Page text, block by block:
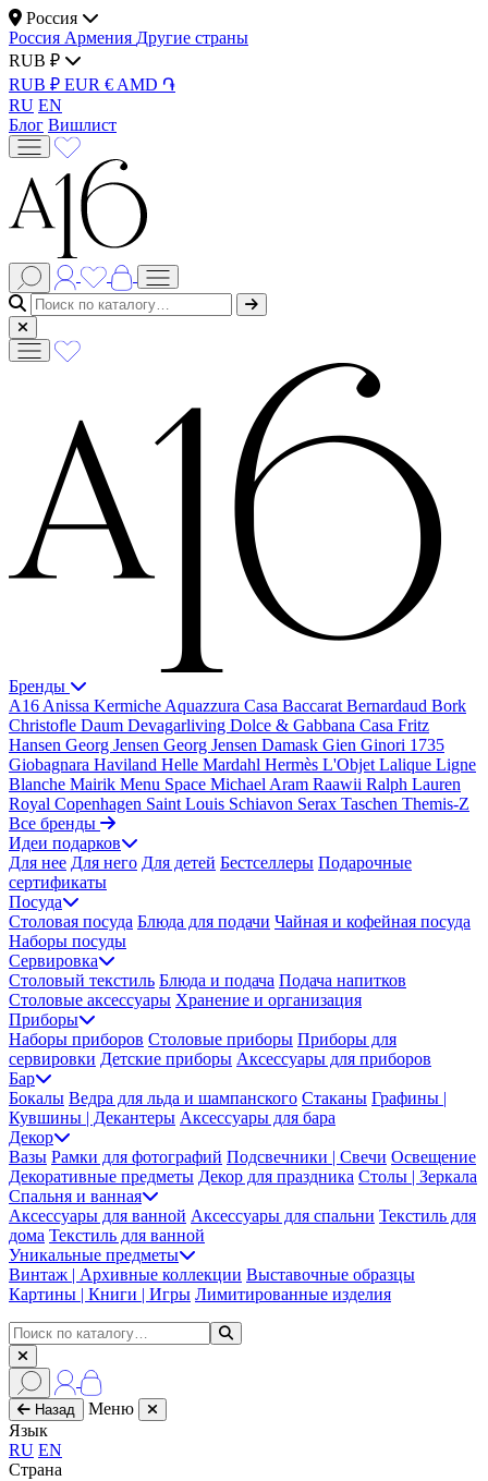
Россия
Россия Армения Другие страны
RUB ₽
RUB ₽ EUR € AMD ֏
RU EN
Блог Вишлист
Бренды
A16 Anissa Kermiche Aquazzura Casa Baccarat Bernardaud Bork
Christofle Daum Devagarliving Dolce & Gabbana Casa Fritz
Hansen Georg Jensen Georg Jensen Damask Gien Ginori 1735
Giobagnara Haviland Helle Mardahl Hermès L'Objet Lalique Ligne
Blanche Mairik Menu Space Michael Aram Raawii Ralph Lauren
Royal Copenhagen Saint Louis Schiavon Serax Taschen Themis-Z
Все бренды
Идеи подарков
Для нее Для него Для детей Бестселлеры Подарочные
сертификаты
Посуда
Столовая посуда Блюда для подачи Чайная и кофейная посуда
Наборы посуды
Сервировка
Столовый текстиль Блюда и подача Подача напитков
Столовые аксессуары Хранение и организация
Приборы
Наборы приборов Столовые приборы Приборы для
сервировки Детские приборы Аксессуары для приборов
Бар
Бокалы Ведра для льда и шампанского Стаканы Графины |
Кувшины | Декантеры Аксессуары для бара
Декор
Вазы Рамки для фотографий Подсвечники | Свечи Освещение
Декоративные предметы Декор для праздника Столы | Зеркала
Спальня и ванная
Аксессуары для ванной Аксессуары для спальни Текстиль для
дома Текстиль для ванной
Уникальные предметы
Винтаж | Архивные коллекции Выставочные образцы
Картины | Книги | Игры Лимитированные изделия
Назад
Меню
Язык
RU EN
Страна